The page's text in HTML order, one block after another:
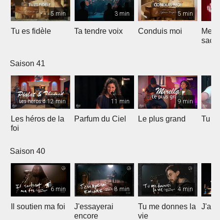
5 min
Tu es fidèle
3 min
Ta tendre voix
5 min
Conduis moi
Saison 41
12 min
Les héros de la
foi
11 min
Parfum du Ciel
9 min
Le plus grand Tu
Saison 40
6 min
Il soutien ma foi
8 min
J'essayerai
encore
4 min
Tu me donnes la
vie
J'ai